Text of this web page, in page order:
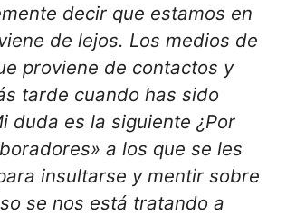
decir que estamos en
de lejos. Los medios de
proviene de contactos y
tarde cuando has sido
duda es la siguiente ¿Por
a los que se les
insultarse y mentir sobre
se nos está tratando a